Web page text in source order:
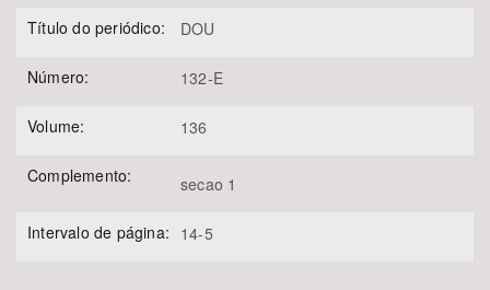
Título do periódico: DOU
Número: 132-E
Volume: 136
Complemento: secao 1
Intervalo de página: 14-5